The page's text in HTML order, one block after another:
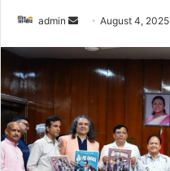
admin
n
n
e
m
August 4, 2025